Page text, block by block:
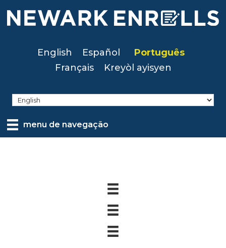
Skip
English Español
Português
Français
Kreyòl ayisyen
menu de navegação